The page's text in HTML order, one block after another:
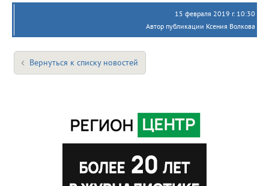
15 февраля 2019 г. 10:30
Автор публикации Ксения Волкова
Вернуться к списку новостей